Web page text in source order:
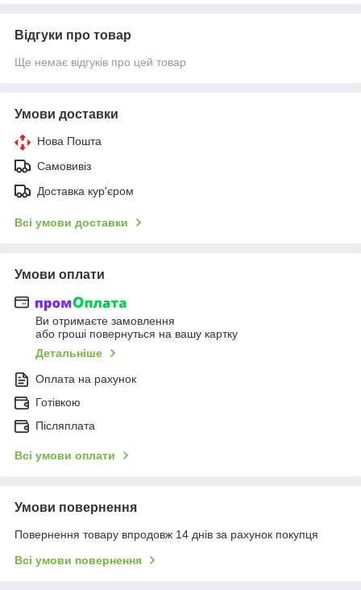
Відгуки про товар
Ще немає відгуків про цей товар
Умови доставки
Нова Пошта
Самовивіз
Доставка кур'єром
Всі умови доставки
Умови оплати
Ви отримаєте замовлення
або гроші повернуться на вашу картку
Детальніше
Оплата на рахунок
Готівкою
Післяплата
Всі умови оплати
Умови повернення
Повернення товару впродовж 14 днів за рахунок покупця
Всі умови повернення